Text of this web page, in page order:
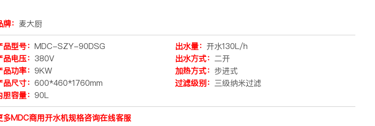
： 麦大厨
品型号： MDC-SZY-90DSG
品电压： 380V
品功率： 9KW
品尺寸： 600*460*1760mm
胆容量： 90L
出水量： 开水130L/h
出水方式：二开
加热方式： 步进式
过滤级别： 三级纳米过滤
多MDC商用开水机规格咨询在线客服